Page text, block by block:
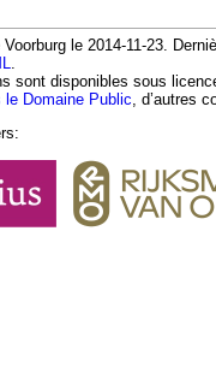
Voorburg le 2014-11-23.
sont disponibles sous
le Domaine Public , d’autres